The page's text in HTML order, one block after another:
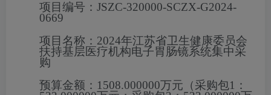
项目编号： JSZC-320000-SCZX-G2024-
0669
项目名称： 2024年江苏省卫生健康委员会
扶持基层医疗机构电子胃肠镜系统集中采
购
预算金额： 1508.000000万元（采购包1：